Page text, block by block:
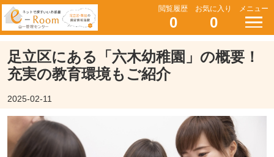
閲覧履歴
0
お気に入り
0
メニュー
足立区にある「六木幼稚園」の概要！
充実の教育環境もご紹介
2025-02-11